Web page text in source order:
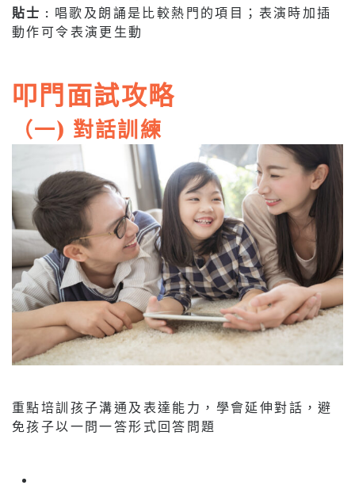
貼士 : 唱歌及朗誦是比較熱門的項目；表演時加插
動作可令表演更生動
叩門面試攻略
（一) 對話訓練
重點培訓孩子溝通及表達能力，學會延伸對話，避
免孩子以一問一答形式回答問題